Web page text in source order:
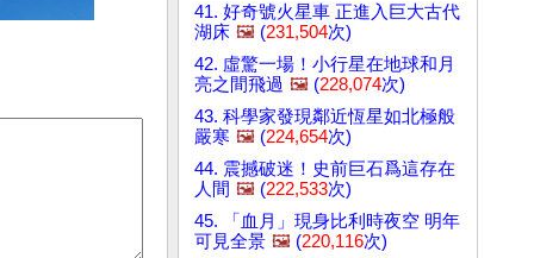
41. 好奇號火星車 正進入巨大古代
湖床 🖼️ (231,504次)
42. 虛驚一場！小行星在地球和月
亮之間飛過 🖼️ (228,074次)
43. 科學家發現鄰近恆星如北極般
嚴寒 🖼️ (224,654次)
44. 震撼破迷！史前巨石爲這存在
人間 🖼️ (222,533次)
45. 「血月」現身比利時夜空 明年
可見全景 🖼️ (220,116次)